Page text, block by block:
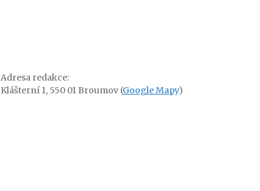
Adresa redakce:
Klášterní 1, 550 01 Broumov (Google Mapy)